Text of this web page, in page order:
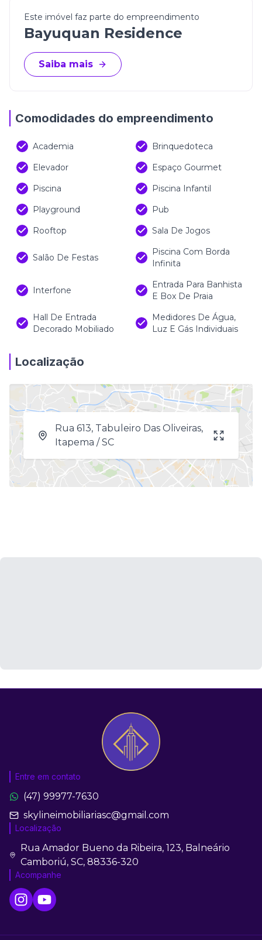
Este imóvel faz parte do empreendimento
Bayuquan Residence
Saiba mais
Comodidades do empreendimento
Academia
Brinquedoteca
Elevador
Espaço Gourmet
Piscina
Piscina Infantil
Playground
Pub
Rooftop
Sala De Jogos
Salão De Festas
Piscina Com Borda
Infinita
Interfone
Entrada Para Banhista
E Box De Praia
Hall De Entrada
Decorado Mobiliado
Medidores De Água,
Luz E Gás Individuais
Localização
Rua 613, Tabuleiro Das Oliveiras,
Itapema / SC
Entre em contato
(47) 99977-7630
skylineimobiliariasc@gmail.com
Localização
Rua Amador Bueno da Ribeira, 123, Balneário
Camboriú, SC, 88336-320
Acompanhe